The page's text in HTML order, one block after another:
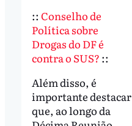
:: Conselho de
Política sobre
Drogas do DF é
contra o SUS? ::
Além disso, é
importante destacar
que, ao longo da